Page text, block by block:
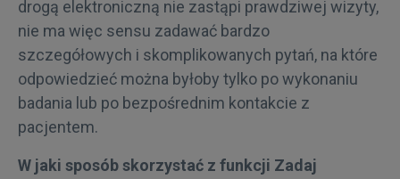
drogą elektroniczną nie zastąpi prawdziwej wizyty,
nie ma więc sensu zadawać bardzo
szczegółowych i skomplikowanych pytań, na które
odpowiedzieć można byłoby tylko po wykonaniu
badania lub po bezpośrednim kontakcie z
pacjentem.
W jaki sposób skorzystać z funkcji Zadaj